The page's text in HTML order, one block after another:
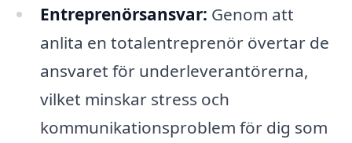
Entreprenörsansvar: Genom att
anlita en totalentreprenör övertar de
ansvaret för underleverantörerna,
vilket minskar stress och
kommunikationsproblem för dig som